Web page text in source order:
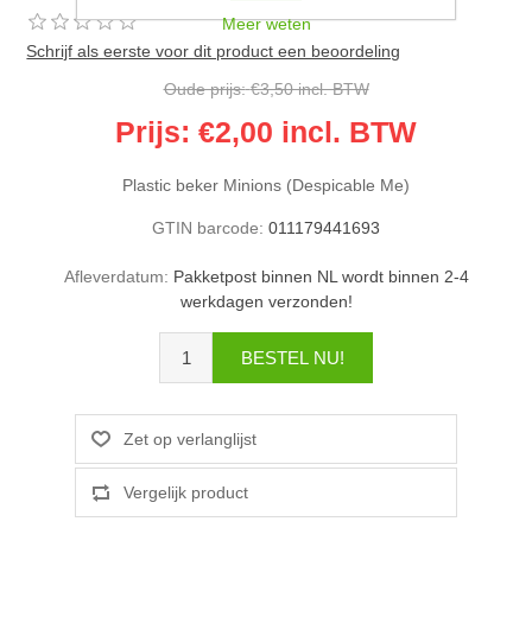
Schrijf als eerste voor dit product een beoordeling
Oude prijs: €3,50 incl. BTW
Prijs: €2,00 incl. BTW
Plastic beker Minions (Despicable Me)
GTIN barcode: 011179441693
Afleverdatum: Pakketpost binnen NL wordt binnen 2-4
werkdagen verzonden!
Meer weten